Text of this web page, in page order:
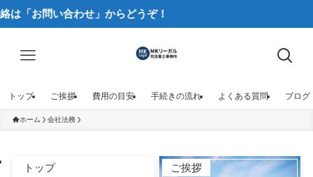
問い合わせ」からどうぞ！
トップ ご挨拶 費用の目安 手続きの流れ よくある質問 ブログ
ホーム 会社法務
トップ ご挨拶